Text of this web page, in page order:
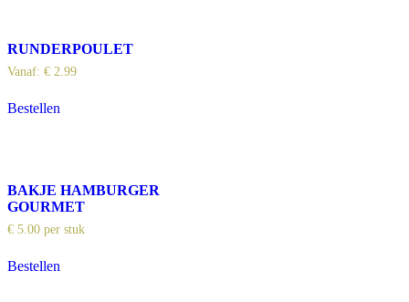
RUNDERPOULET
Vanaf: € 2.99
Bestellen
BAKJE HAMBURGER
GOURMET
€ 5.00 per stuk
Bestellen